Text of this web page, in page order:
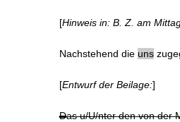
[Hinweis in: B. Z. am
Nachstehend die uns
[Entwurf der Beilage:]
Das u/U/nter den von der